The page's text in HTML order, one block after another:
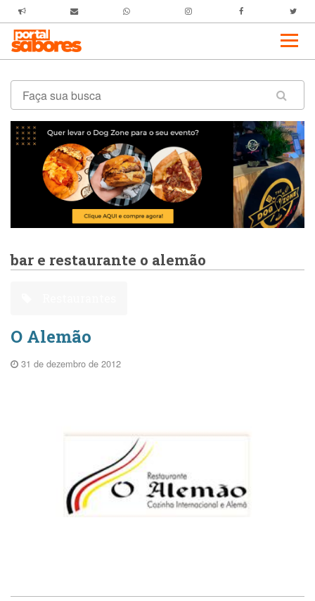
bar e restaurante o alemão
O Alemão
31 de dezembro de 2012